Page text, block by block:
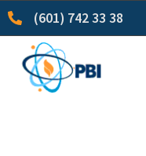
(601) 742 33 38